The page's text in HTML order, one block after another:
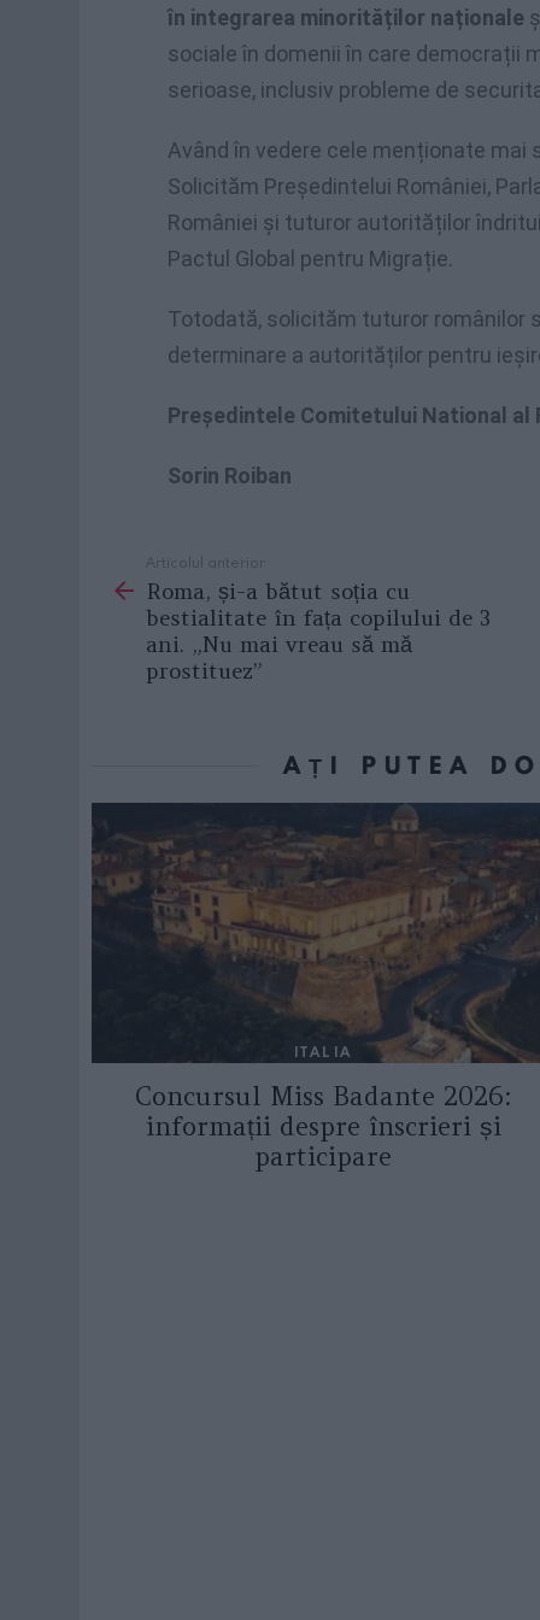
în integrarea minorităților naționale
sociale în domenii în care democrații
serioase, inclusiv probleme de
Având în vedere cele menționate mai
Solicităm Președintelui României,
României și tuturor autorităților
Pactul Global pentru Migrație.
Totodată, solicităm tuturor românilor
determinare a autorităților pentru
Președintele Comitetului National al
Sorin Roiban
more
Articolul anterior
Roma, și-a bătut soția cu
bestialitate în fața copilului de 3
ani. „Nu mai vreau să mă
prostituez”
AȚI PUTEA
ITALIA
Concursul Miss Badante 2026:
informații despre înscrieri și
participare